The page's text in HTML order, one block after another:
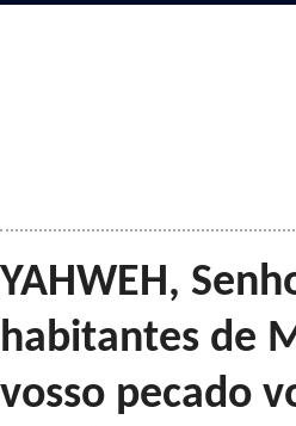
YAHWEH,
habitantes de
vosso pecado